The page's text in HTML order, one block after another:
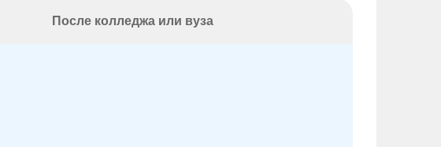
После колледжа или вуза